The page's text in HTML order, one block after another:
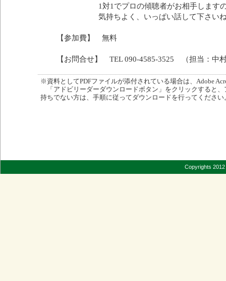
1対1でプロの傾聴者がお相手しますの
気持ちよく、いっぱい話して下さい
【参加費】 無料
【お問合せ】 TEL 090-4585-3525 （担当：中
※資料としてPDFファイルが添付されている場合は、Adobe
「アドビリーダーダウンロードボタン」をクリックすると
持ちでない方は、手順に従ってダウンロードを行ってください
Copyrights